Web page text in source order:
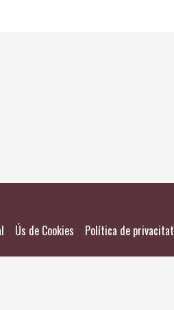
Ús de Cookies Política de privacitat